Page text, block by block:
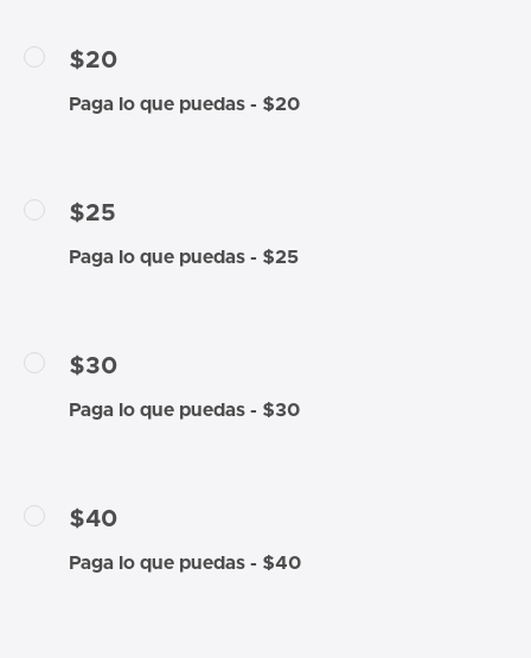
$20
Paga lo que puedas - $20
$25
Paga lo que puedas - $25
$30
Paga lo que puedas - $30
$40
Paga lo que puedas - $40